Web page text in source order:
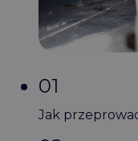
01
Jak